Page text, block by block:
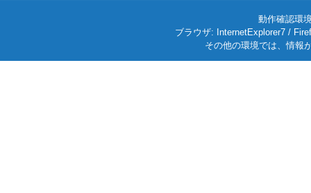
動作確認環
ブラウザ: InternetExplorer7 /
その他の環境では、情報